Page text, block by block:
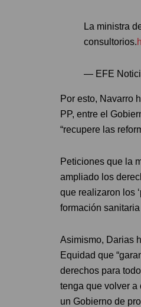
La ministra
consultorios.
— EFE
Por esto, Navarro
PP, entre el
“recupere las
Peticiones que la
ampliado los
que realizaron los
formación
Asimismo, Darias
Equidad que
derechos para
tenga que volver a
un Gobierno de